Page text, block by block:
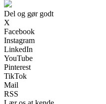
Del og gør godt
X
Facebook
Instagram
LinkedIn
YouTube
Pinterest
TikTok
Mail
RSS